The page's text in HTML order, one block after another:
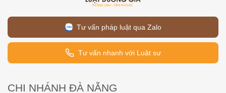
Tư vấn pháp luật qua Zalo
Tư vấn nhanh với Luật sư
CHI NHÁNH ĐÀ NẴNG